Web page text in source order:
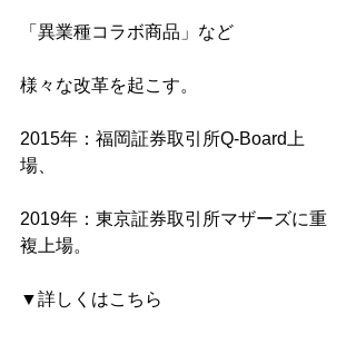
「異業種コラボ商品」など
様々な改革を起こす。
2015年：福岡証券取引所Q-Board上
場、
2019年：東京証券取引所マザーズに重
複上場。
▼詳しくはこちら